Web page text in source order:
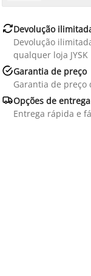
Devolução
Devolução
qualquer loja JYSK
Garantia de preço
Garantia de preço
Opções de
Entrega rápida e